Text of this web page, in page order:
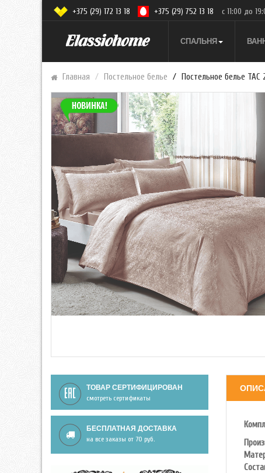
СПАЛЬНЯ
+375 (29) 172 13 18 +375 (29) 752 13 18 с 11:00 до
Главная Постельное белье Постельное белье
ТОВАР СЕРТИФИЦИРОВАН
смотреть сертификаты
БЕСПЛАТНАЯ ДОСТАВКА
на все заказы от 70 руб.